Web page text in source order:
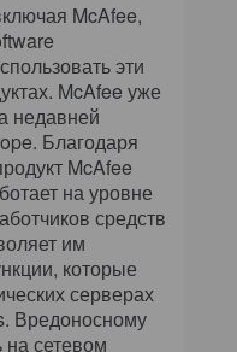
McAfee,
эти
McAfee уже
недавней
Благодаря
McAfee
на уровне
средств
им
которые
серверах
Вредоносному
на сетевом